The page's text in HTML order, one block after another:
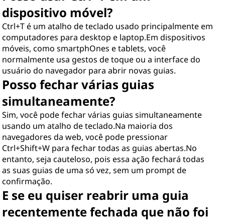
dispositivo móvel?
Ctrl+T é um atalho de teclado usado principalmente em
computadores para desktop e laptop.Em dispositivos
móveis, como smartphOnes e tablets, você
normalmente usa gestos de toque ou a interface do
usuário do navegador para abrir novas guias.
Posso fechar várias guias
simultaneamente?
Sim, você pode fechar várias guias simultaneamente
usando um atalho de teclado.Na maioria dos
navegadores da web, você pode pressionar
Ctrl+Shift+W para fechar todas as guias abertas.No
entanto, seja cauteloso, pois essa ação fechará todas
as suas guias de uma só vez, sem um prompt de
confirmação.
E se eu quiser reabrir uma guia
recentemente fechada que não foi